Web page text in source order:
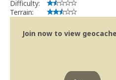
Difficulty:
Terrain:
Join now to view